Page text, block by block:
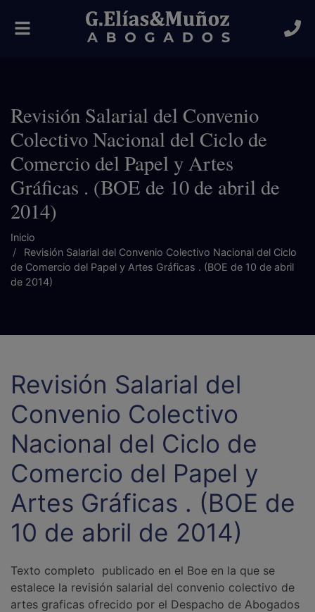
Alternar
navegación
Revisión Salarial del Convenio
Colectivo Nacional del Ciclo de
Comercio del Papel y Artes
Gráficas . (BOE de 10 de abril de
2014)
Inicio
Revisión Salarial del Convenio Colectivo Nacional del Ciclo
de Comercio del Papel y Artes Gráficas . (BOE de 10 de abril
de 2014)
Revisión Salarial del
Convenio Colectivo
Nacional del Ciclo de
Comercio del Papel y
Artes Gráficas . (BOE de
10 de abril de 2014)
Texto completo publicado en el Boe en la que se
estalece la revisión salarial del convenio colectivo de
artes graficas ofrecido por el Despacho de Abogados